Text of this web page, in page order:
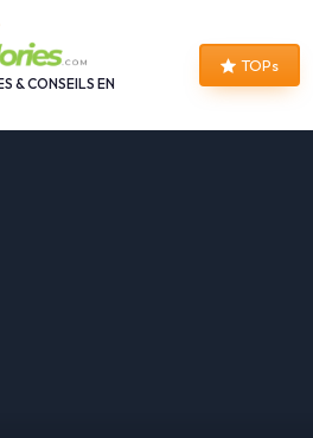
& CONSEILS EN
TOPs